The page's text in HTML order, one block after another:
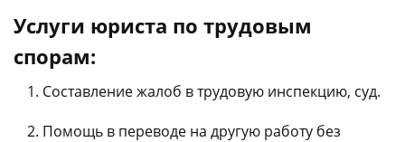
Услуги юриста по трудовым
спорам:
Составление жалоб в трудовую инспекцию, суд.
Помощь в переводе на другую работу без